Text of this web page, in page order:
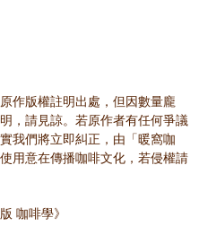
作版權註明出處，但因數量龐
，請見諒。若原作者有任何爭議
我們將立即糾正，由「暖窩咖
用意在傳播咖啡文化，若侵權請
咖啡學》